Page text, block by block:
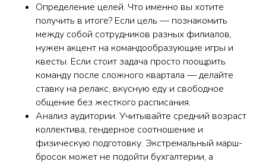
Определение целей. Что именно вы хотите
получить в итоге? Если цель — познакомить
между собой сотрудников разных филиалов,
нужен акцент на командообразующие игры и
квесты. Если стоит задача просто поощрить
команду после сложного квартала — делайте
ставку на релакс, вкусную еду и свободное
общение без жесткого расписания.
Анализ аудитории. Учитывайте средний возраст
коллектива, гендерное соотношение и
физическую подготовку. Экстремальный марш-
бросок может не подойти бухгалтерии, а